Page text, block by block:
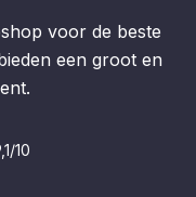
voor de beste
een groot en
10